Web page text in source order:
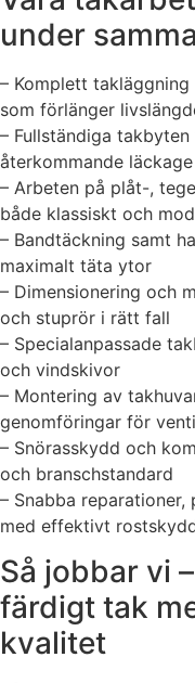
under
– Komplett
som förlänger
– Fullständiga
återkommande läckage
– Arbeten på plåt-,
både klassiskt och
– Bandtäckning samt
maximalt täta ytor
– Dimensionering och
och stuprör i rätt fall
– Specialanpassade
och vindskivor
– Montering av
genomföringar för
– Snörasskydd och
och branschstandard
– Snabba
med effektivt
Så jobbar vi
färdigt tak
kvalitet